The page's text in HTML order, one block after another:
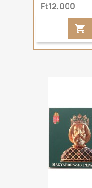
Ft12,000
